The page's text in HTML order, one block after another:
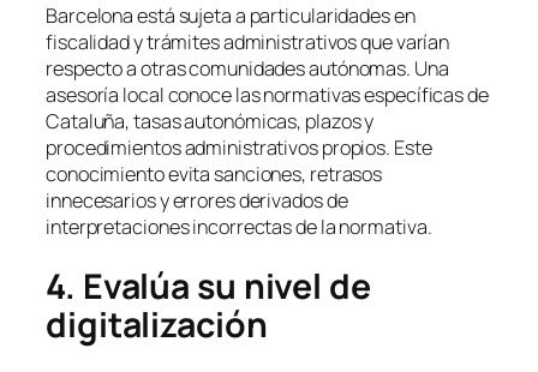
Barcelona está sujeta a particularidades en
fiscalidad y trámites administrativos que varían
respecto a otras comunidades autónomas. Una
asesoría local conoce las normativas específicas de
Cataluña, tasas autonómicas, plazos y
procedimientos administrativos propios. Este
conocimiento evita sanciones, retrasos
innecesarios y errores derivados de
interpretaciones incorrectas de la normativa.
4. Evalúa su nivel de
digitalización